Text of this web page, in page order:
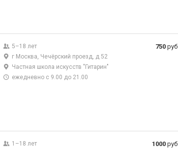
5–18 лет
г Москва, Чечёрский проезд, д 52
Частная школа искусств "Гитарин"
ежедневно с 9.00 до 21.00
750
1–18 лет
1000